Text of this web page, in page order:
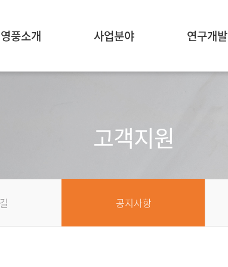
영풍소개 사업분야 연구개발
고객지원
공지사항